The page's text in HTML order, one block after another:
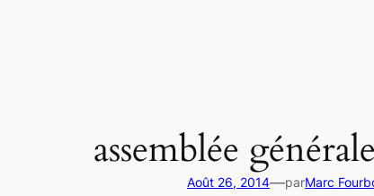
assemblée
Août 26, 2014—parMarc